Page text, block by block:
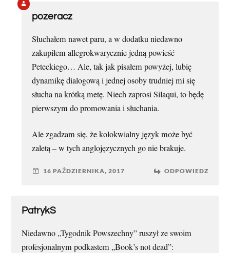
pozeracz
Słuchałem nawet paru, a w dodatku niedawno
zakupiłem allegrokwarycznie jedną powieść
Peteckiego… Ale, tak jak pisałem powyżej, lubię
dynamikę dialogową i jednej osoby trudniej mi się
słucha na krótką metę. Niech zaprosi Silaqui, to będę
pierwszym do promowania i słuchania.
Ale zgadzam się, że kolokwialny język może być
zaletą – w tych anglojęzycznych go nie brakuje.
16 PAŹDZIERNIKA, 2017 ODPOWIEDZ
PatrykS
Niedawno „Tygodnik Powszechny” ruszył ze swoim
profesjonalnym podkastem „Book’s not dead”: